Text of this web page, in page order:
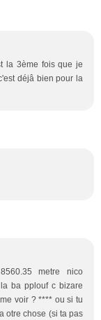
la 3ème fois que je
déjâ bien pour la
metre nico
ba pplouf c bizare
voir ? **** ou si tu
otre chose (si ta pas